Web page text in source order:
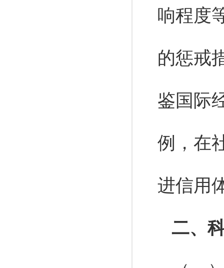
响程度
的惩戒
鉴国际
例，在
进信用
二、